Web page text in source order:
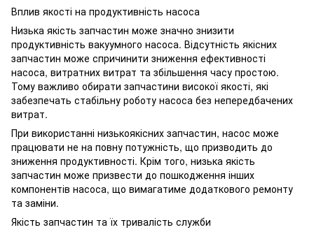
Вплив якості на продуктивність насоса
Низька якість запчастин може значно знизити
продуктивність вакуумного насоса. Відсутність якісних
запчастин може спричинити зниження ефективності
насоса, витратних витрат та збільшення часу простою.
Тому важливо обирати запчастини високої якості, які
забезпечать стабільну роботу насоса без непередбачених
витрат.
При використанні низькоякісних запчастин, насос може
працювати не на повну потужність, що призводить до
зниження продуктивності. Крім того, низька якість
запчастин може призвести до пошкодження інших
компонентів насоса, що вимагатиме додаткового ремонту
та заміни.
Якість запчастин та їх тривалість служби